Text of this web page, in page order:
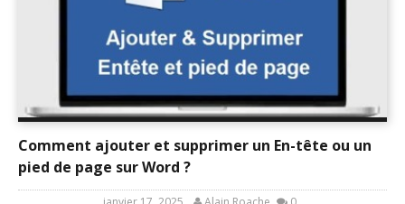
Comment ajouter et supprimer un En-tête ou un
pied de page sur Word ?